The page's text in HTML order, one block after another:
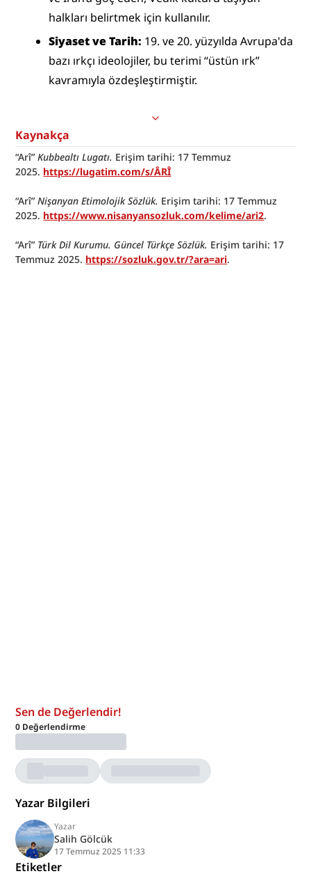
halkları belirtmek için kullanılır.
Siyaset ve Tarih: 19. ve 20. yüzyılda Avrupa'da
bazı ırkçı ideolojiler, bu terimi “üstün ırk”
kavramıyla özdeşleştirmiştir.
Kaynakça
“Arî” Kubbealtı Lugatı. Erişim tarihi: 17 Temmuz
2025. https://lugatim.com/s/ÂRÎ
“Arî” Nişanyan Etimolojik Sözlük. Erişim tarihi: 17 Temmuz
2025. https://www.nisanyansozluk.com/kelime/ari2.
“Arî” Türk Dil Kurumu. Güncel Türkçe Sözlük. Erişim tarihi: 17
Temmuz 2025. https://sozluk.gov.tr/?ara=ari.
Sen de Değerlendir!
0 Değerlendirme
Yazar Bilgileri
Yazar
Salih Gölcük
17 Temmuz 2025 11:33
Etiketler